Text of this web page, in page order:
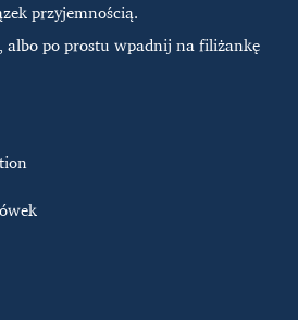
przyjemnością.
albo po prostu wpadnij na filiżankę